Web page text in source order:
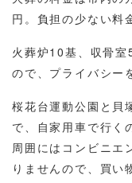
円。負担の少ない料
火葬炉10基、収骨
ので、プライバシー
桜花台運動公園と貝
で、自家用車で行く
周囲にはコンビニエ
りませんので、買い